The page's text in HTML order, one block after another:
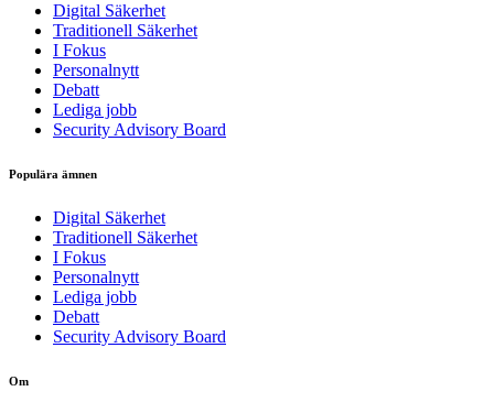
Digital Säkerhet
Traditionell Säkerhet
I Fokus
Personalnytt
Debatt
Lediga jobb
Security Advisory Board
Populära ämnen
Digital Säkerhet
Traditionell Säkerhet
I Fokus
Personalnytt
Lediga jobb
Debatt
Security Advisory Board
Om